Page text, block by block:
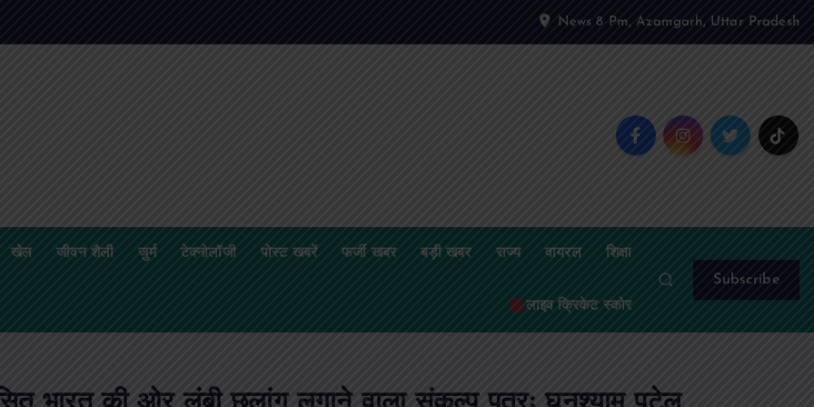
News 8 Pm, Azamgarh, Uttar Pradesh
खेल जीवन शैली जुर्म टेक्नोलॉजी पोस्ट खबरें फर्जी खबर बड़ी खबर राज्य वायरल शिक्षा
लाइव क्रिकेट स्कोर
Subscribe